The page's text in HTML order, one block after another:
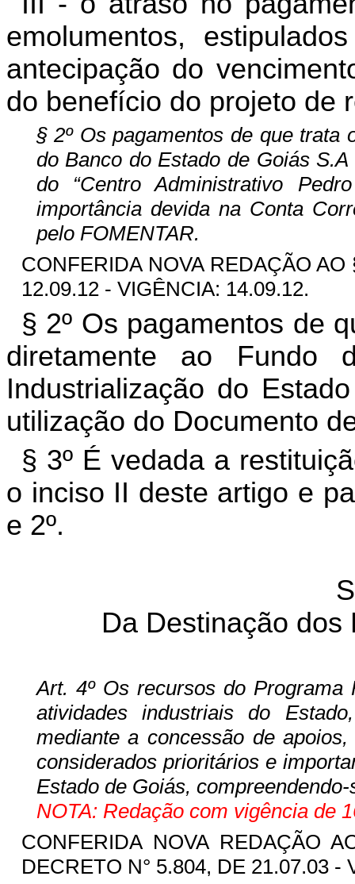
emolumentos,
antecipação do
do benefício do projeto de
§ 2º Os pagamentos de que trata
do Banco do Estado de Goiás
do “Centro Administrativo
importância devida na Conta
pelo FOMENTAR.
CONFERIDA NOVA REDAÇÃO
12.09.12 - VIGÊNCIA: 14.09.12.
§ 2º Os pagamentos de
diretamente ao Fundo
Industrialização do
utilização do Documento
§ 3º É vedada a
o inciso II deste artigo e
e 2º.
Da Destinação dos
Art. 4º Os recursos do Programa
atividades industriais do
mediante a concessão de
considerados prioritários e
Estado de Goiás, compreendendo-
NOTA: Redação com vigência de
CONFERIDA NOVA REDAÇÃO
DECRETO N° 5.804, DE 21.07.03 -